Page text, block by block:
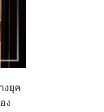
งยุค
ง